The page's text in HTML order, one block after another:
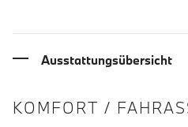
Ausstattungsübersicht
INFORMATIONEN
KOMFORT /